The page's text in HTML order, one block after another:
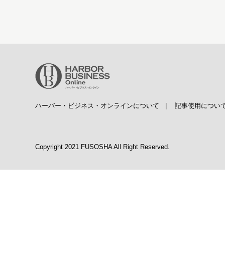
ハーバー・ビジネス・オンラインについて 記事使用につい
Copyright 2021 FUSOSHA All Right Reserved.